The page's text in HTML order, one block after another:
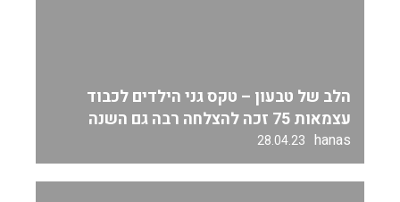
הלב של טבעון – טקס גני הילדים לכבוד
עצמאות 75 זכה להצלחה רבה גם השנה
hanas
28.04.23